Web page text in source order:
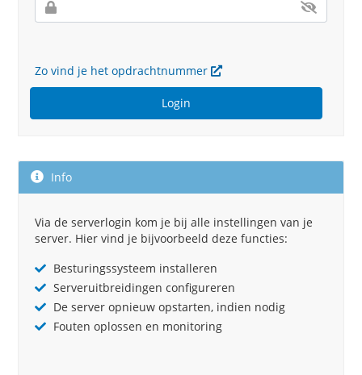
Zo vind je het opdrachtnummer
Login
Info
Via de serverlogin kom je bij alle instellingen van je
server. Hier vind je bijvoorbeeld deze functies:
Besturingssysteem installeren
Serveruitbreidingen configureren
De server opnieuw opstarten, indien nodig
Fouten oplossen en monitoring